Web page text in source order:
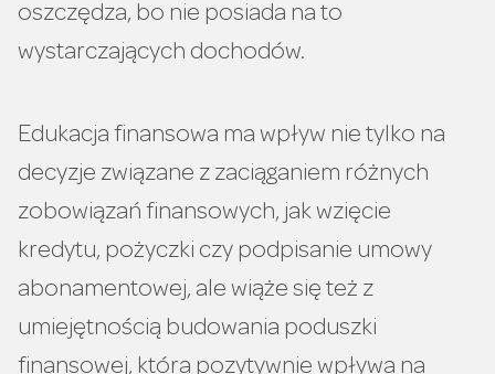
oszczędza, bo nie posiada na to
wystarczających dochodów.
Edukacja finansowa ma wpływ nie tylko na
decyzje związane z zaciąganiem różnych
zobowiązań finansowych, jak wzięcie
kredytu, pożyczki czy podpisanie umowy
abonamentowej, ale wiąże się też z
umiejętnością budowania poduszki
finansowej, która pozytywnie wpływa na